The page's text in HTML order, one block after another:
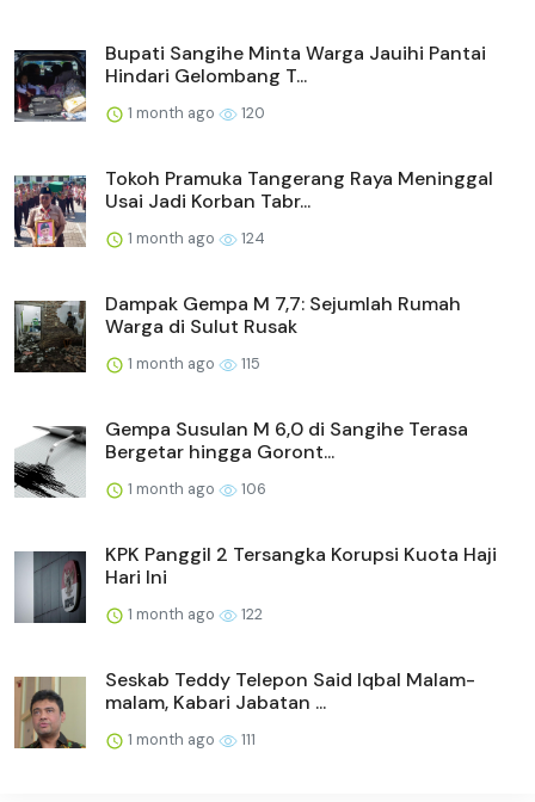
Bupati Sangihe Minta Warga Jauihi Pantai
Hindari Gelombang T...
1 month ago 120
Tokoh Pramuka Tangerang Raya Meninggal
Usai Jadi Korban Tabr...
1 month ago 124
Dampak Gempa M 7,7: Sejumlah Rumah
Warga di Sulut Rusak
1 month ago 115
Gempa Susulan M 6,0 di Sangihe Terasa
Bergetar hingga Goront...
1 month ago 106
KPK Panggil 2 Tersangka Korupsi Kuota Haji
Hari Ini
1 month ago 122
Seskab Teddy Telepon Said Iqbal Malam-
malam, Kabari Jabatan ...
1 month ago 111